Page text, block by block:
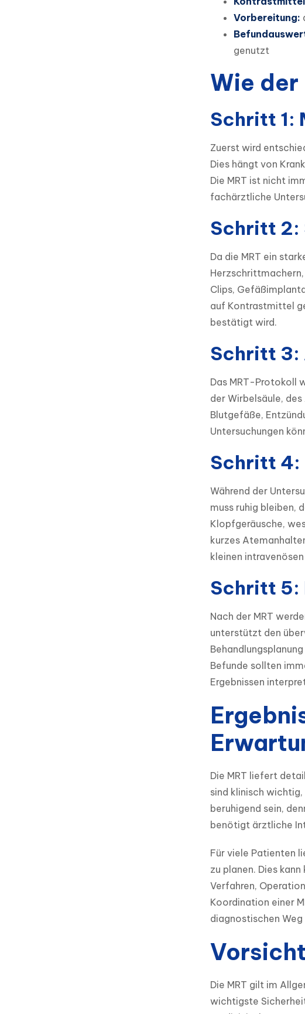
Vorbereitung:
genutzt
Wie der
Schritt 1:
Zuerst wird
Dies hängt von
Die MRT ist nicht
fachärztliche
Schritt 2:
Da die MRT ein
Clips,
auf Kontrastmittel
bestätigt wird.
Schritt 3:
Das MRT-Protokoll
der Wirbelsäule,
Blutgefäße,
Untersuchungen
Schritt 4:
Während der
muss ruhig bleiben,
Klopfgeräusche,
kurzes
kleinen
Schritt 5:
Nach der MRT
unterstützt den
Befunde sollten
Ergebnissen
Die MRT liefert
sind klinisch
beruhigend sein,
benötigt ärztliche
Für viele Patienten
zu planen. Dies
Verfahren,
Koordination einer
diagnostischen
Die MRT gilt im
wichtigste